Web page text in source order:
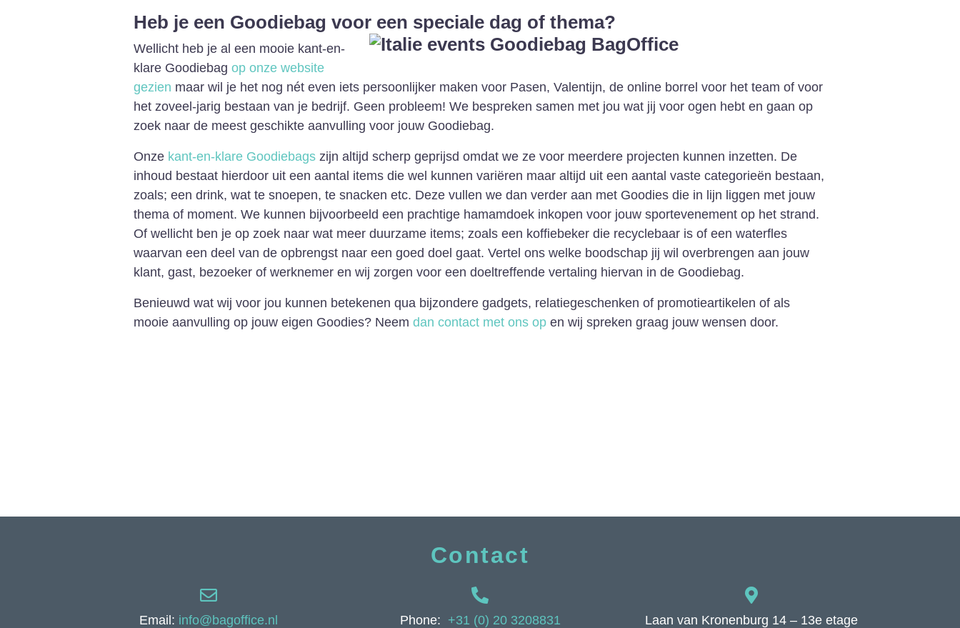
Heb je een Goodiebag voor een speciale dag of thema?
Wellicht heb je al een mooie kant-en-
klare Goodiebag op onze website
gezien maar wil je het nog nét even iets persoonlijker maken voor Pasen, Valentijn, de online borrel voor het team of voor
het zoveel-jarig bestaan van je bedrijf. Geen probleem! We bespreken samen met jou wat jij voor ogen hebt en gaan op
zoek naar de meest geschikte aanvulling voor jouw Goodiebag.
Onze kant-en-klare Goodiebags zijn altijd scherp geprijsd omdat we ze voor meerdere projecten kunnen inzetten. De
inhoud bestaat hierdoor uit een aantal items die wel kunnen variëren maar altijd uit een aantal vaste categorieën bestaan,
zoals; een drink, wat te snoepen, te snacken etc. Deze vullen we dan verder aan met Goodies die in lijn liggen met jouw
thema of moment. We kunnen bijvoorbeeld een prachtige hamamdoek inkopen voor jouw sportevenement op het strand.
Of wellicht ben je op zoek naar wat meer duurzame items; zoals een koffiebeker die recyclebaar is of een waterfles
waarvan een deel van de opbrengst naar een goed doel gaat. Vertel ons welke boodschap jij wil overbrengen aan jouw
klant, gast, bezoeker of werknemer en wij zorgen voor een doeltreffende vertaling hiervan in de Goodiebag.
Benieuwd wat wij voor jou kunnen betekenen qua bijzondere gadgets, relatiegeschenken of promotieartikelen of als
mooie aanvulling op jouw eigen Goodies? Neem dan contact met ons op en wij spreken graag jouw wensen door.
Contact
Email: info@bagoffice.nl Phone: +31 (0) 20 3208831 Laan van Kronenburg 14 – 13e etage